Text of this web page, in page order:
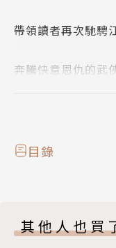
帶領讀者再次馳騁
奔騰快意恩仇的武
「異龍現，江湖
武林中魔教橫行，
目錄
其他人也買